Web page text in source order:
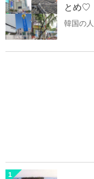
とめ♡
韓国の
1